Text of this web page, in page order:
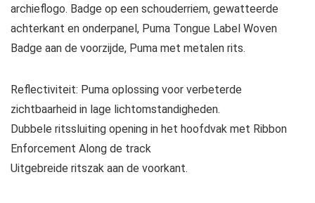
archieflogo. Badge op een schouderriem, gewatteerde
achterkant en onderpanel, Puma Tongue Label Woven
Badge aan de voorzijde, Puma met metalen rits.
Reflectiviteit: Puma oplossing voor verbeterde
zichtbaarheid in lage lichtomstandigheden.
Dubbele ritssluiting opening in het hoofdvak met Ribbon
Enforcement Along de track
Uitgebreide ritszak aan de voorkant.